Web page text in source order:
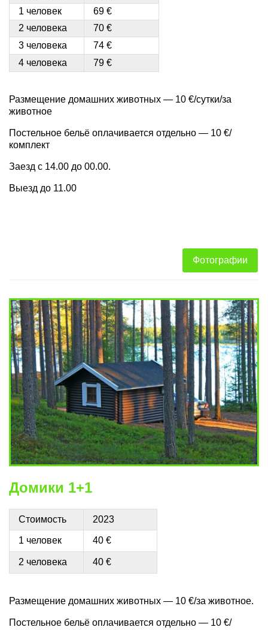
1 человек
69 €
2 человека
70 €
3 человека
74 €
4 человека
79 €
Размещение домашних животных — 10 €/сутки/за
животное
Постельное бельё оплачивается отдельно — 10 €/
комплект
Заезд с 14.00 до 00.00.
Выезд до 11.00
Фотографии
Домики 1+1
Стоимость 2023
1 человек 40 €
2 человека 40 €
Размещение домашних животных — 10 €/за животное.
Постельное бельё оплачивается отдельно — 10 €/